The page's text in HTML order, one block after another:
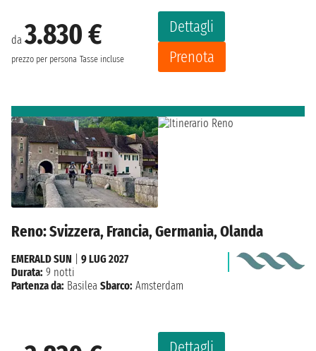
da3.830 €
prezzo per persona Tasse incluse
Dettagli
Prenota
Reno: Svizzera, Francia, Germania, Olanda
EMERALD SUN
9 LUG 2027
Durata: 9 notti
Partenza da: Basilea Sbarco: Amsterdam